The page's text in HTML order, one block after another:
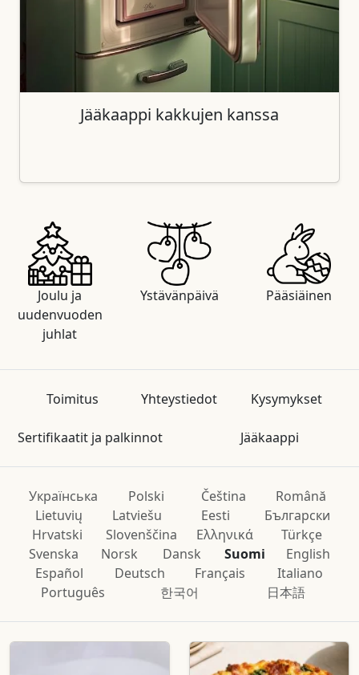
Jääkaappi kakkujen kanssa
Joulu ja
uudenvuoden
juhlat
Ystävänpäivä Pääsiäinen
Toimitus Yhteystiedot Kysymykset
Sertifikaatit ja palkinnot Jääkaappi
Українська Polski Čeština
Română
Lietuvių
Latviešu Eesti
Български
Hrvatski
Slovenščina Ελληνικά
Türkçe
Svenska
Norsk Dansk Suomi
English
Español
Deutsch Français
Italiano
Português
한국어 日本語